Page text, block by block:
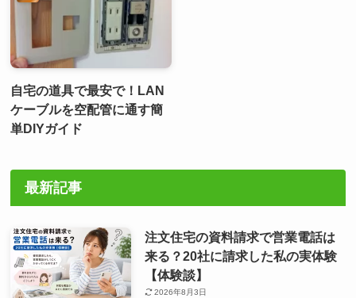
自宅の道具で最安で！LAN
ケーブルを空配管に通す簡
単DIYガイド
最新記事
注文住宅の資料請求で営業電話は
来る？20社に請求した私の実体験
【体験談】
2026年8月3日